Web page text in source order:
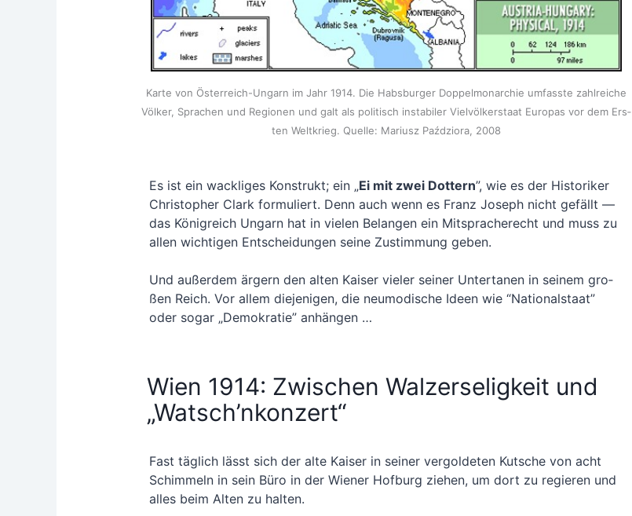
Kar­te von Öster­reich-Ungarn im Jahr 1914. Die Habs­bur­ger Dop­pel­mon­ar­chie umfass­te zahl­rei­che
Völ­ker, Spra­chen und Regio­nen und galt als poli­tisch insta­bi­ler Viel­völ­ker­staat Euro­pas vor dem Ers­
ten Welt­krieg. Quel­le: Mari­usz Paźd­zio­ra, 2008
Es ist ein wack­li­ges Kon­strukt; ein „Ei mit zwei Dot­tern”, wie es der His­to­ri­ker
Chris­to­pher Clark for­mu­liert. Denn auch wenn es Franz Joseph nicht gefällt —
das König­reich Ungarn hat in vie­len Belan­gen ein Mit­spra­che­recht und muss zu
allen wich­ti­gen Ent­schei­dun­gen sei­ne Zustim­mung geben.
Und außer­dem ärgern den alten Kai­ser vie­ler sei­ner Unter­ta­nen in sei­nem gro­
ßen Reich. Vor allem die­je­ni­gen, die neu­mo­di­sche Ideen wie “Natio­nal­staat”
oder sogar „Demo­kra­tie” anhängen …
Wien 1914: Zwischen Walzerseligkeit und
„Watsch’nkonzert“
Fast täg­lich lässt sich der alte Kai­ser in sei­ner ver­gol­de­ten Kut­sche von acht
Schim­meln in sein Büro in der Wie­ner Hof­burg zie­hen, um dort zu regie­ren und
alles beim Alten zu hal­ten.